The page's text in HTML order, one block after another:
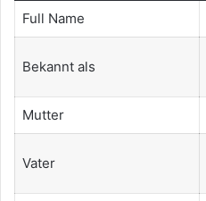
Full Name
Bekannt als
Mutter
Vater